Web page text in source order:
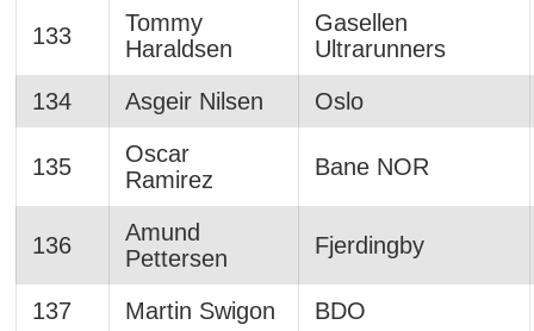
133
Tommy
Haraldsen
Gasellen
Ultrarunners
134
Asgeir Nilsen Oslo
135
Oscar
Ramirez
Bane NOR
136
Amund
Pettersen
Fjerdingby
137 Martin Swigon
BDO